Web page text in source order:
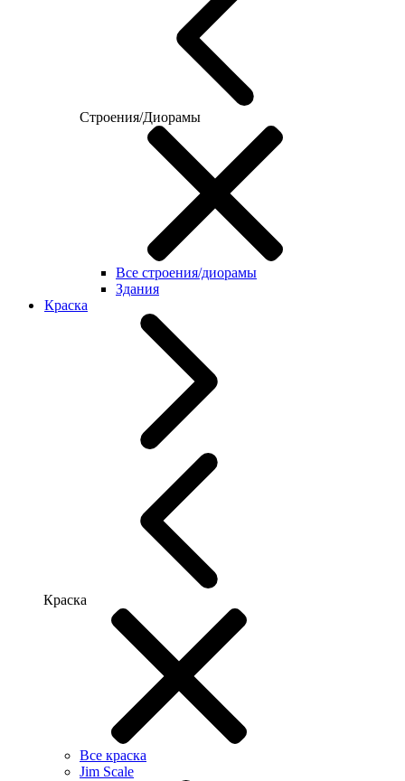
Строения/Диорамы
Все строения/диорамы
Здания
Краска
Краска
Все краска
Jim Scale